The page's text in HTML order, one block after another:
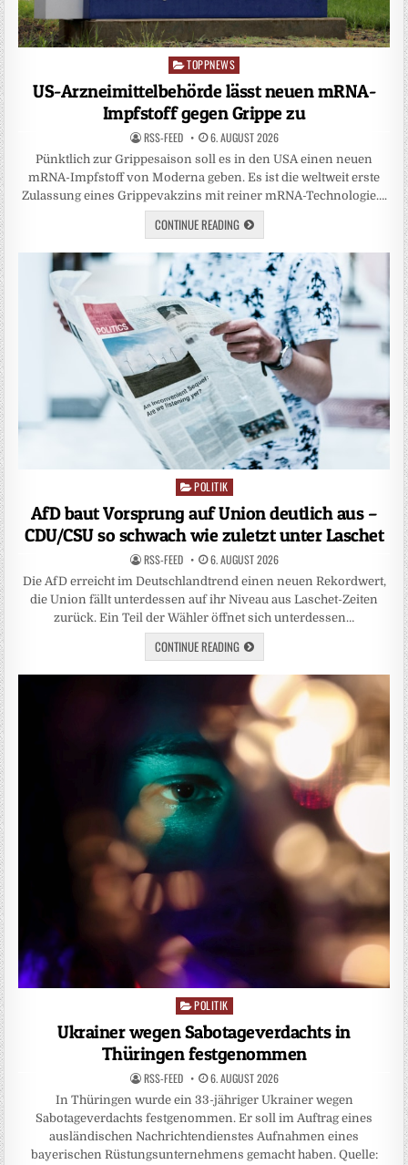
Posted
in
TOPPNEWS
US-Arzneimittelbehörde lässt neuen mRNA-
Impfstoff gegen Grippe zu
RSS-FEED 6. AUGUST 2026
Pünktlich zur Grippesaison soll es in den USA einen neuen
mRNA-Impfstoff von Moderna geben. Es ist die weltweit erste
Zulassung eines Grippevakzins mit reiner mRNA-Technologie….
CONTINUE READING
Posted
POLITIK
AfD baut Vorsprung auf Union deutlich aus –
CDU/CSU so schwach wie zuletzt unter Laschet
RSS-FEED 6. AUGUST 2026
Die AfD erreicht im Deutschlandtrend einen neuen Rekordwert,
die Union fällt unterdessen auf ihr Niveau aus Laschet-Zeiten
zurück. Ein Teil der Wähler öffnet sich unterdessen…
CONTINUE READING
Posted
in
POLITIK
Ukrainer wegen Sabotageverdachts in
Thüringen festgenommen
RSS-FEED 6. AUGUST 2026
In Thüringen wurde ein 33-jähriger Ukrainer wegen
Sabotageverdachts festgenommen. Er soll im Auftrag eines
ausländischen Nachrichtendienstes Aufnahmen eines
bayerischen Rüstungsunternehmens gemacht haben. Quelle: